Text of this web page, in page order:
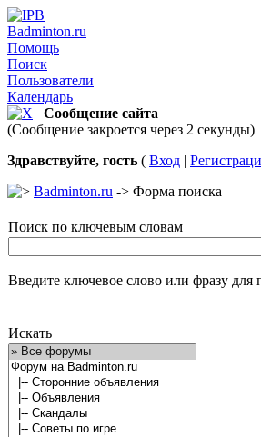
Badminton.ru
Помощь
Поиск
Пользователи
Календарь
Сообщение сайта
(Сообщение закроется через 2 секунды)
Здравствуйте, гость ( Вход |
Badminton.ru -> Форма поиска
Поиск по ключевым словам
Введите ключевое слово или фразу для
Искать